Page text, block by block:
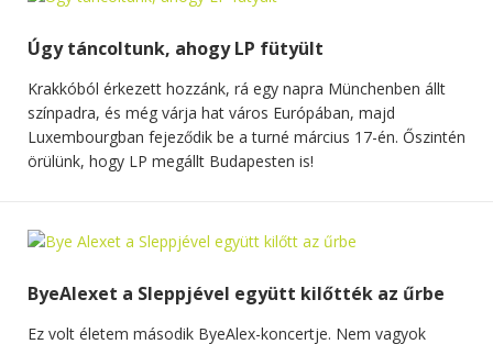
Úgy táncoltunk, ahogy LP fütyült
Krakkóból érkezett hozzánk, rá egy napra Münchenben állt
színpadra, és még várja hat város Európában, majd
Luxembourgban fejeződik be a turné március 17-én. Őszintén
örülünk, hogy LP megállt Budapesten is!
ByeAlexet a Sleppjével együtt kilőtték az űrbe
Ez volt életem második ByeAlex-koncertje. Nem vagyok